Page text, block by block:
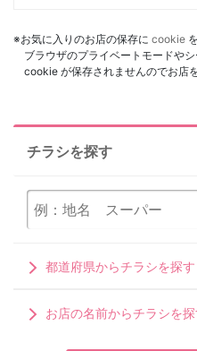
※お気に入りのお店の保存に cookie
ブラウザのプライベートモードや
cookie が保存されませんのでお店
チラシを探す
都道府県からチラシを探す
お店の名前からチラシを探